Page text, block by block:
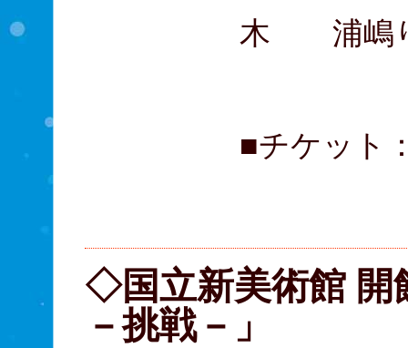
木 浦嶋り
■チケット
◇国立新美術館
－挑戦－」